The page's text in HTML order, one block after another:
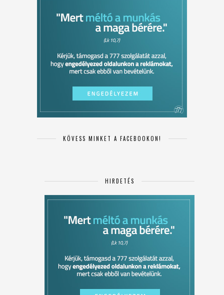
KÖVESS MINKET A FACEBOOKON!
HIRDETÉS